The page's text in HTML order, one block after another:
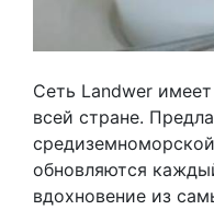
Сеть Landwer
всей стране.
обновляются
вдохновение из